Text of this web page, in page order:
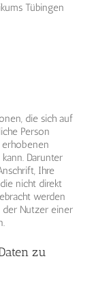
Tübingen
die sich auf
Person
erhobenen
Darunter
Ihre
nicht direkt
werden
der Nutzer einer
zu